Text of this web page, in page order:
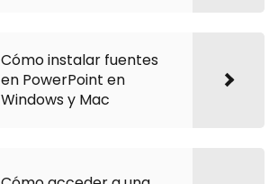
Cómo instalar fuentes
en PowerPoint en
Windows y Mac